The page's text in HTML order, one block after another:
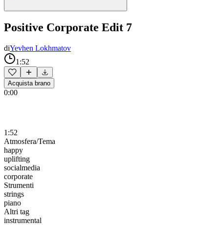
Positive Corporate Edit 7
diYevhen Lokhmatov
1:52
Acquista brano
0:00
1:52
Atmosfera/Tema
happy
uplifting
socialmedia
corporate
Strumenti
strings
piano
Altri tag
instrumental